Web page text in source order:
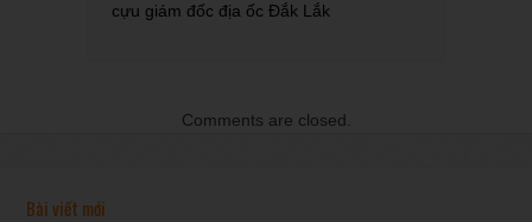
cựu giám đốc địa ốc Đắk Lắk
Comments are closed.
Bài viết mới